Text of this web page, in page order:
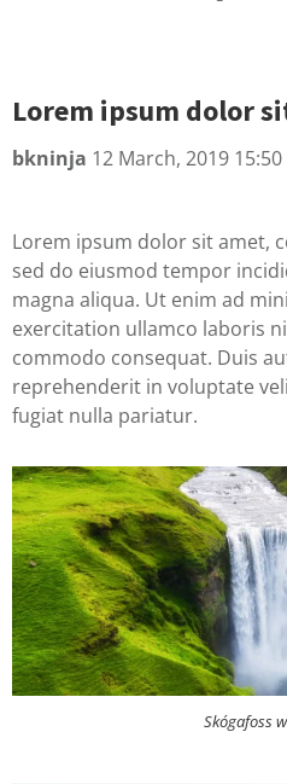
Lorem ipsum dolor
bkninja 12 March, 2019 15:50
Lorem ipsum dolor sit amet,
sed do eiusmod tempor
magna aliqua. Ut enim ad
exercitation ullamco laboris
commodo consequat. Duis
reprehenderit in voluptate
fugiat nulla pariatur.
Skógafoss